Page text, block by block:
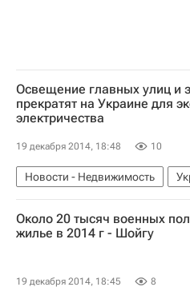
Освещение главных улиц и
прекратят на Украине для
электричества
19 декабря 2014, 18:48 10
Новости - Недвижимость
Освещение
Улицы
Инфраструктура
Около 20 тысяч военных
жилье в 2014 г - Шойгу
19 декабря 2014, 18:45 8